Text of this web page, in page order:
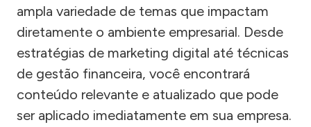
ampla variedade de temas que impactam
diretamente o ambiente empresarial. Desde
estratégias de marketing digital até técnicas
de gestão financeira, você encontrará
conteúdo relevante e atualizado que pode
ser aplicado imediatamente em sua empresa.